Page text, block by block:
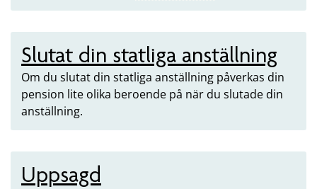
Slutat din statliga anställning
Om du slutat din statliga anställning påverkas din
pension lite olika beroende på när du slutade din
anställning.
Uppsagd